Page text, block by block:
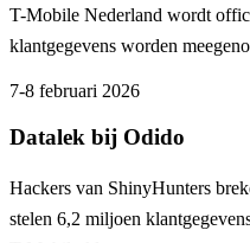
T-Mobile Nederland wordt
klantgegevens worden
7-8 februari 2026
Datalek bij Odido
Hackers van ShinyHunters
stelen 6,2 miljoen